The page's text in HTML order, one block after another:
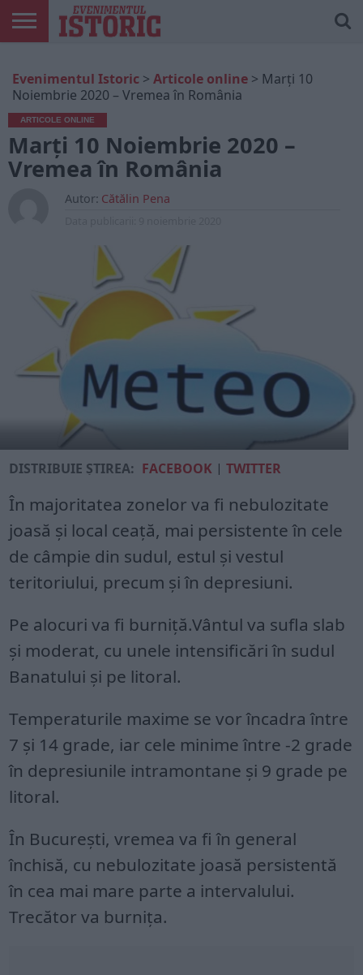
ONLINE
EDIȚII
TIPĂRITE
ISTORIC
PLAY
CONTUL
MEU
Evenimentul Istoric > Articole online > Marți 10
Noiembrie 2020 – Vremea în România
ARTICOLE ONLINE
Marți 10 Noiembrie 2020 –
Vremea în România
Autor: Cătălin Pena
DISTRIBUIE ȘTIREA: FACEBOOK |TWITTER
În majoritatea zonelor va fi nebulozitate
joasă şi local ceaţă, mai persistente în cele
de câmpie din sudul, estul şi vestul
teritoriului, precum şi în depresiuni.
Pe alocuri va fi burniță.Vântul va sufla slab
și moderat, cu unele intensificări în sudul
Banatului şi pe litoral.
Temperaturile maxime se vor încadra între
7 și 14 grade, iar cele minime între -2 grade
în depresiunile intramontane şi 9 grade pe
litoral.
În București, vremea va fi în general
închisă, cu nebulozitate joasă persistentă
în cea mai mare parte a intervalului.
Trecător va burnița.